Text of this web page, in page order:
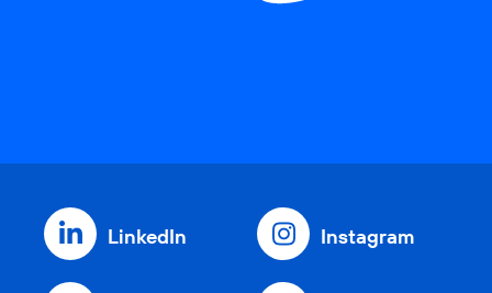
LinkedIn Instagram